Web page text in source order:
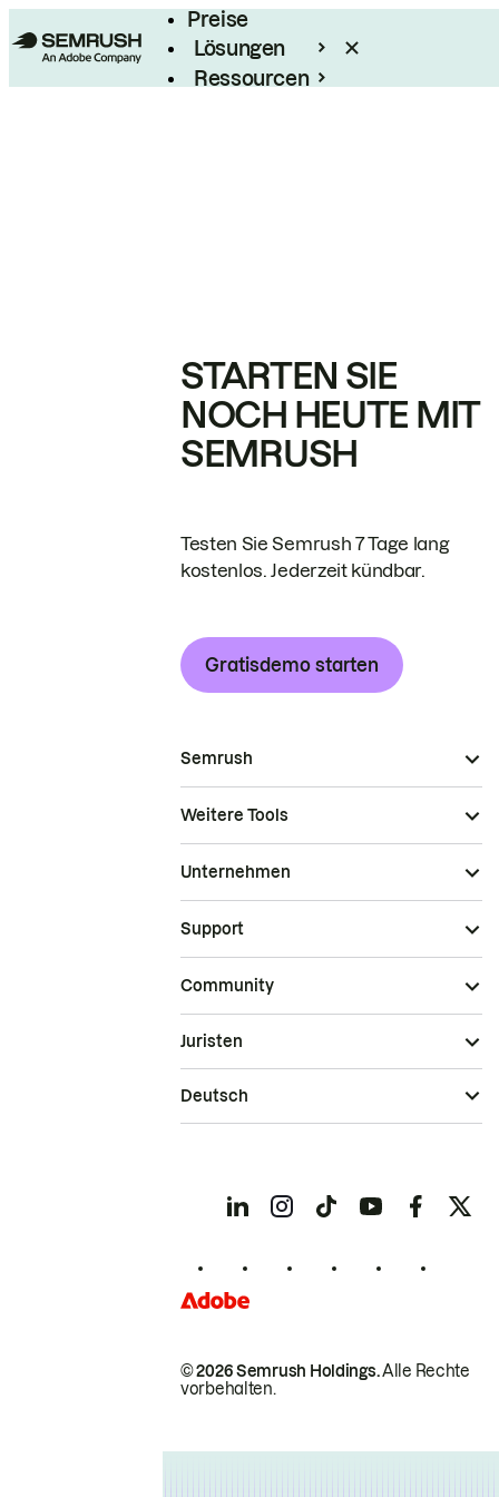
Preise
Lösungen
Ressourcen
STARTEN SIE
NOCH HEUTE MIT
SEMRUSH
Testen Sie Semrush 7 Tage lang
kostenlos. Jederzeit kündbar.
Gratisdemo starten
Semrush
Weitere Tools
Unternehmen
Support
Community
© 2026 Semrush Holdings.Alle Rechte
vorbehalten.
Juristen
Deutsch